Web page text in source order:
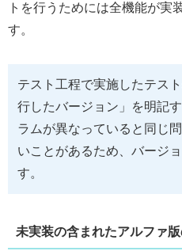
トを行うためには全機能が実
す。
テスト工程で実施したテス
行したバージョン」を明記
ラムが異なっていると同じ
いことがあるため、バージ
す。
未実装の含まれたアルファ